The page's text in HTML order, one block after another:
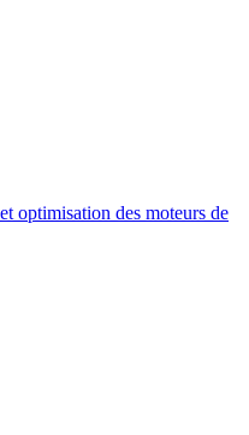
optimisation des moteurs de